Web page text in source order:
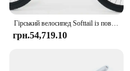
Гірський велосипед Softtail із повною підвіскою Trail Cross-country Enduro Bike Велосипед для спуску
грн.54,719.10